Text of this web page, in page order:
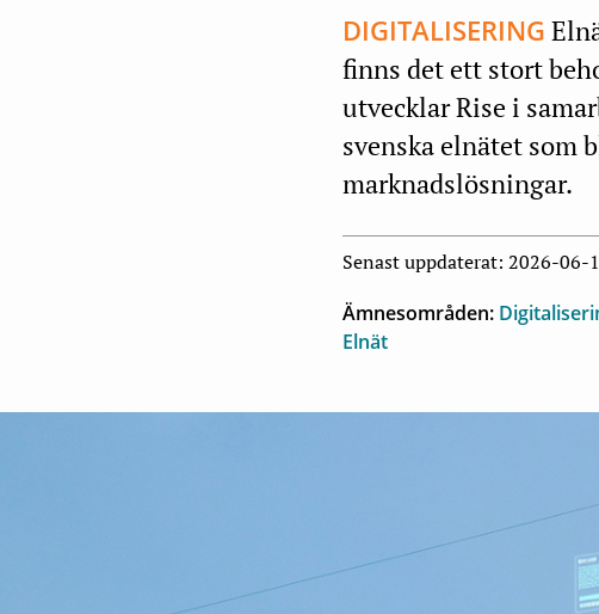
DIGITALISERING
finns det ett stort
utvecklar Rise i
svenska elnätet som
marknadslösningar.
Senast uppdaterat: 2026-06-
Ämnesområden:
Elnät